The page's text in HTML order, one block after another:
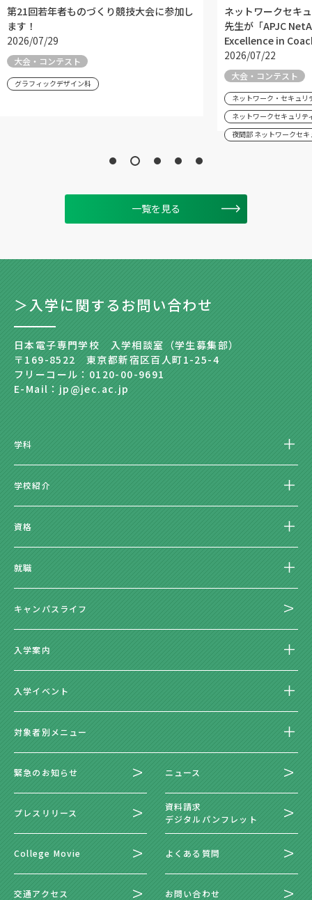
第21回若年者ものづくり競技大会に参加し
ます！
2026/07/29
大会・コンテスト
グラフィックデザイン科
ネットワークセキ
先生が「APJC
Excellence in
2026/07/22
大会・コンテスト
ネットワーク・セキュリ
ネットワークセキュリテ
夜間部 ネットワークセ
一覧を見る
＞入学に関するお問い合わせ
日本電子専門学校 入学相談室（学生募集部）
〒169-8522 東京都新宿区百人町1-25-4
フリーコール：0120-00-9691
E-Mail：jp@jec.ac.jp
学科
学校紹介
資格
就職
キャンパスライフ
入学案内
入学イベント
対象者別メニュー
緊急のお知らせ ニュース
プレスリリース
資料請求
デジタルパンフレット
College Movie よくある質問
交通アクセス お問い合わせ